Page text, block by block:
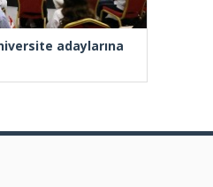
adaylarına